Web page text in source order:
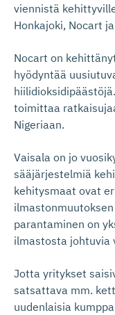
viennistä
Honkajoki, Nocart
Nocart on
hyödyntää
toimittaa
Nigeriaan.
Vaisala on jo
sääjärjestelmiä
kehitysmaat ovat
parantaminen on
ilmastosta johtuvia
Jotta yritykset
satsattava mm.
uudenlaisia